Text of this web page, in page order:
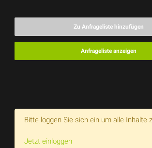
Zu Anfrageliste hinzufügen
Anfrageliste anzeigen
Bitte loggen Sie sich ein um alle Inhalte
Jetzt einloggen